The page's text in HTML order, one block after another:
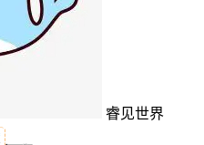
睿见世界